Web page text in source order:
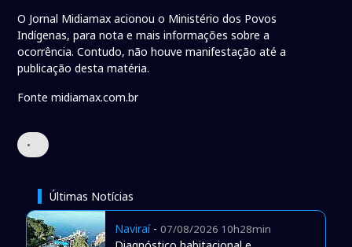
O Jornal Midiamax acionou o Ministério dos Povos
Indígenas, para nota e mais informações sobre a
ocorrência. Contudo, não houve manifestação até a
publicação desta matéria.
Fonte midiamax.com.br
•
Últimas Notícias
Naviraí- 07/08/2026 10h28min